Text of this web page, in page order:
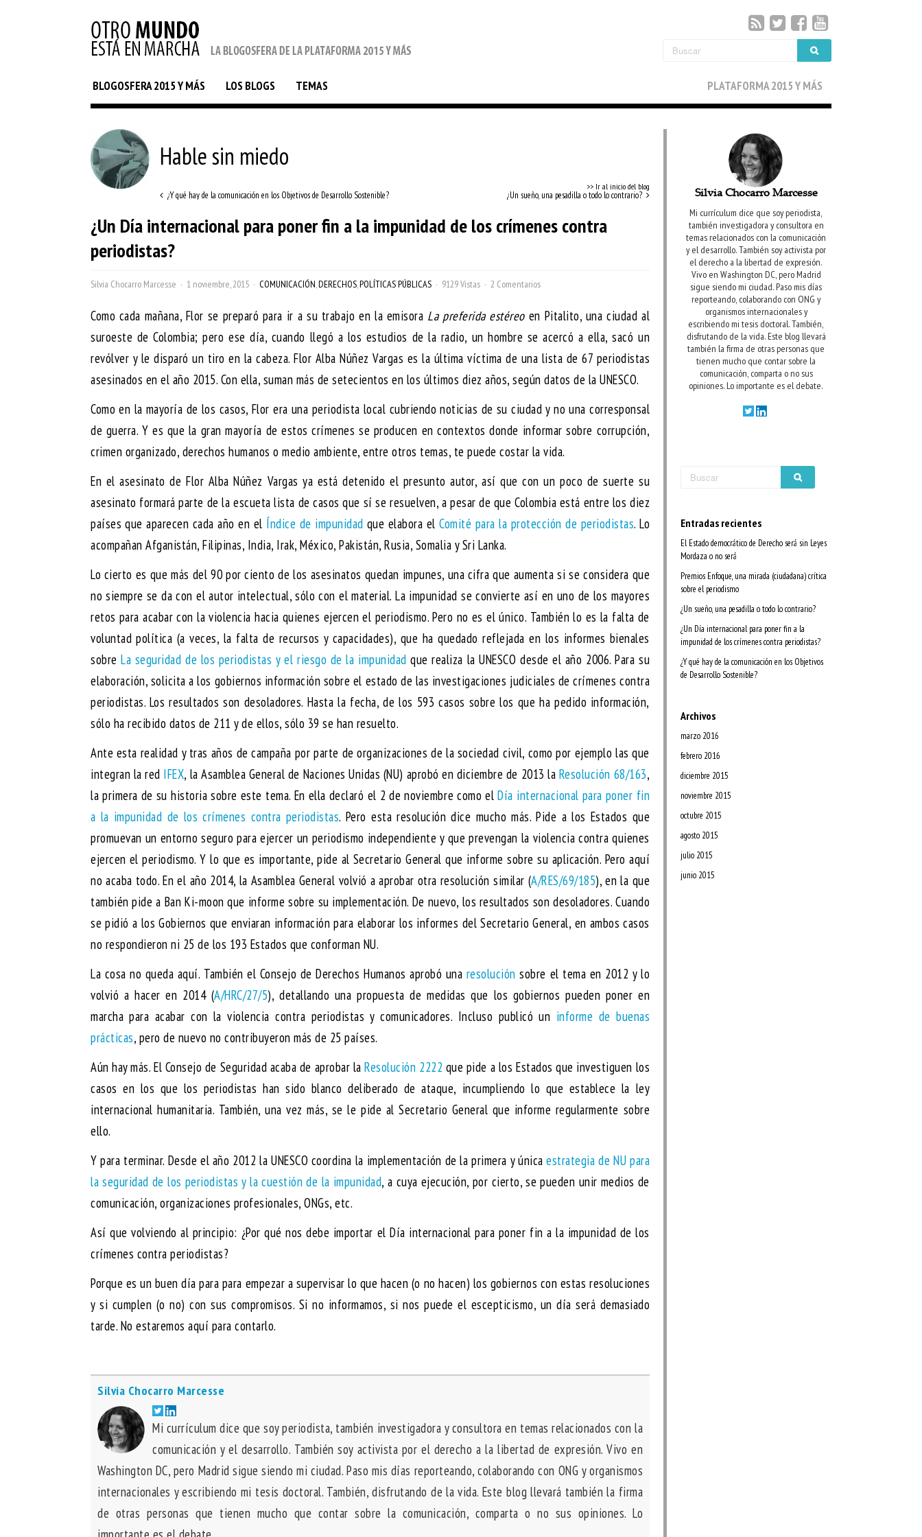
BLOGOSFERA 2015 Y MÁS LOS BLOGS TEMAS PLATAFORMA 2015 Y MÁS
Hable sin miedo
>> Ir al inicio del blog
¿Y qué hay de la comunicación en los Objetivos de Desarrollo Sostenible? ¿Un sueño, una pesadilla o todo lo contrario?
¿Un Día internacional para poner fin a la impunidad de los crímenes contra
periodistas?
Silvia Chocarro Marcesse 1 noviembre, 2015 COMUNICACIÓN,DERECHOS,POLÍTICAS PÚBLICAS 9129 Vistas 2 Comentarios
Como cada mañana, Flor se preparó para ir a su trabajo en la emisora La preferida estéreoen Pitalito, una ciudad al
suroeste de Colombia; pero ese día, cuando llegó a los estudios de la radio, un hombre se acercó a ella, sacó un
revólver y le disparó un tiro en la cabeza. Flor Alba Núñez Vargas es la última víctima de una lista de 67 periodistas
asesinados en el año 2015. Con ella, suman más de setecientos en los últimos diez años, según datos de la UNESCO.
Como en la mayoría de los casos, Flor era una periodista local cubriendo noticias de su ciudad y no una corresponsal
de guerra. Y es que la gran mayoría de estos crímenes se producen en contextos donde informar sobre corrupción,
crimen organizado, derechos humanos o medio ambiente, entre otros temas, te puede costar la vida.
En el asesinato de Flor Alba Núñez Vargas ya está detenido el presunto autor, así que con un poco de suerte su
asesinato formará parte de la escueta lista de casos que sí se resuelven, a pesar de que Colombia está entre los diez
países que aparecen cada año en el Índice de impunidad que elabora elComité para la protección de periodistas. Lo
acompañan Afganistán, Filipinas, India, Irak, México, Pakistán, Rusia, Somalia y Sri Lanka.
Lo cierto es que más del 90 por ciento de los asesinatos quedan impunes, una cifra que aumenta si se considera que
no siempre se da con el autor intelectual, sólo con el material. La impunidad se convierte así en uno de los mayores
retos para acabar con la violencia hacia quienes ejercen el periodismo. Pero no es el único. También lo es la falta de
voluntad política (a veces, la falta de recursos y capacidades), que ha quedado reflejada en los informes bienales
sobreLa seguridad de los periodistas y el riesgo de la impunidad que realiza la UNESCO desde el año 2006. Para su
elaboración, solicita a los gobiernos información sobre el estado de las investigaciones judiciales de crímenes contra
periodistas. Los resultados son desoladores. Hasta la fecha, de los 593 casos sobre los que ha pedido información,
sólo ha recibido datos de 211 y de ellos, sólo 39 se han resuelto.
Ante esta realidad y tras años de campaña por parte de organizaciones de la sociedad civil, como por ejemplo las que
integran la red IFEX, la Asamblea General de Naciones Unidas (NU) aprobó en diciembre de 2013 la Resolución 68/163,
la primera de su historia sobre este tema. En ella declaró el 2 de noviembre como elDía internacional para poner fin
a la impunidad de los crímenes contra periodistas. Pero esta resolución dice mucho más. Pide a los Estados que
promuevan un entorno seguro para ejercer un periodismo independiente y que prevengan la violencia contra quienes
ejercen el periodismo. Y lo que es importante, pide al Secretario General que informe sobre su aplicación. Pero aquí
no acaba todo. En el año 2014, la Asamblea General volvió a aprobar otra resolución similar (A/RES/69/185), en la que
también pide a Ban Ki-moon que informe sobre su implementación. De nuevo, los resultados son desoladores. Cuando
se pidió a los Gobiernos que enviaran información para elaborar los informes del Secretario General, en ambos casos
no respondieron ni 25 de los 193 Estados que conforman NU.
La cosa no queda aquí. También el Consejo de Derechos Humanos aprobó una resolución sobre el tema en 2012 y lo
volvió a hacer en 2014 (A/HRC/27/5), detallando una propuesta de medidas que los gobiernos pueden poner en
marcha para acabar con la violencia contra periodistas y comunicadores. Incluso publicó un informe de buenas
prácticas, pero de nuevo no contribuyeron más de 25 países.
Aún hay más. El Consejo de Seguridad acaba de aprobar laResolución 2222 que pide a los Estados que investiguen los
casos en los que los periodistas han sido blanco deliberado de ataque, incumpliendo lo que establece la ley
internacional humanitaria. También, una vez más, se le pide al Secretario General que informe regularmente sobre
ello.
Y para terminar. Desde el año 2012 la UNESCO coordina la implementación de la primera y únicaestrategia de NU para
la seguridad de los periodistas y la cuestión de la impunidad, a cuya ejecución, por cierto, se pueden unir medios de
comunicación, organizaciones profesionales, ONGs, etc.
Así que volviendo al principio: ¿Por qué nos debe importar el Día internacional para poner fin a la impunidad de los
crímenes contra periodistas?
Porque es un buen día para para empezar a supervisar lo que hacen (o no hacen) los gobiernos con estas resoluciones
y si cumplen (o no) con sus compromisos. Si no informamos, si nos puede el escepticismo, un día será demasiado
tarde. No estaremos aquí para contarlo.
Silvia Chocarro Marcesse
Mi currículum dice que soy periodista, también investigadora y consultora en temas relacionados con la
comunicación y el desarrollo. También soy activista por el derecho a la libertad de expresión. Vivo en
Washington DC, pero Madrid sigue siendo mi ciudad. Paso mis días reporteando, colaborando con ONG y organismos
internacionales y escribiendo mi tesis doctoral. También, disfrutando de la vida. Este blog llevará también la firma
de otras personas que tienen mucho que contar sobre la comunicación, comparta o no sus opiniones. Lo
Silvia Chocarro Marcesse
Mi currículum dice que soy periodista,
también investigadora y consultora en
temas relacionados con la comunicación
y el desarrollo. También soy activista por
el derecho a la libertad de expresión.
Vivo en Washington DC, pero Madrid
sigue siendo mi ciudad. Paso mis días
reporteando, colaborando con ONG y
organismos internacionales y
escribiendo mi tesis doctoral. También,
disfrutando de la vida.Este blog llevará
también la firma de otras personas que
tienen mucho que contar sobre la
comunicación, comparta o no sus
opiniones. Lo importante es el debate.
Entradas recientes
El Estado democrático de Derecho será sin Leyes
Mordaza o no será
Premios Enfoque, una mirada (ciudadana) crítica
sobre el periodismo
¿Un sueño, una pesadilla o todo lo contrario?
¿Un Día internacional para poner fin a la
impunidad de los crímenes contra periodistas?
¿Y qué hay de la comunicación en los Objetivos
de Desarrollo Sostenible?
Archivos
marzo 2016
febrero 2016
diciembre 2015
noviembre 2015
octubre 2015
agosto 2015
julio 2015
junio 2015